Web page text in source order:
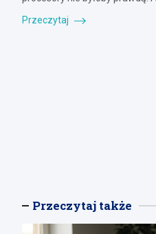
Przeczytaj
Przeczytaj także